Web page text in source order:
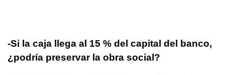
-Si la caja llega al 15 % del capital del banco,
¿podría preservar la obra social?